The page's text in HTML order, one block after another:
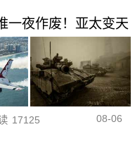
一夜作废！亚太变天
17125 08-06